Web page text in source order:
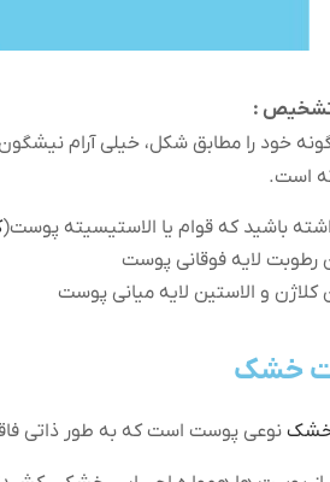
تشخیص :
خود را مطابق شکل، خیلی آرام
است.
باشید که قوام یا الاستیسیته پوست(
خشک
نوعی پوست است که به طور ذاتی